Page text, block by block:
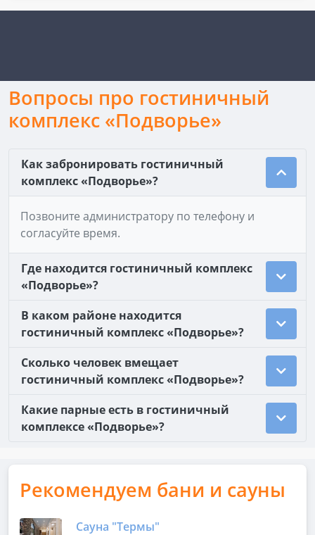
Вопросы про гостиничный
комплекс «Подворье»
Как забронировать гостиничный
комплекс «Подворье»?
Позвоните администратору по телефону и
согласуйте время.
Где находится гостиничный комплекс
«Подворье»?
В каком районе находится
гостиничный комплекс «Подворье»?
Сколько человек вмещает
гостиничный комплекс «Подворье»?
Какие парные есть в гостиничный
комплексе «Подворье»?
Рекомендуем бани и сауны
Сауна "Термы"